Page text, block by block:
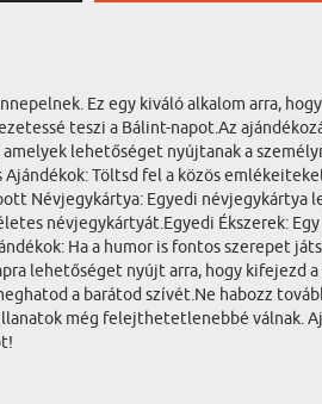
Ez egy kiváló alkalom arra,
teszi a Bálint-napot.Az
lehetőséget nyújtanak a
Töltsd fel a közös
Névjegykártya: Egyedi
névjegykártyát.Egyedi Ékszerek:
Ha a humor is fontos szerepet
lehetőséget nyújt arra, hogy
a barátod szívét.Ne habozz
még felejthetetlenebbé válnak.